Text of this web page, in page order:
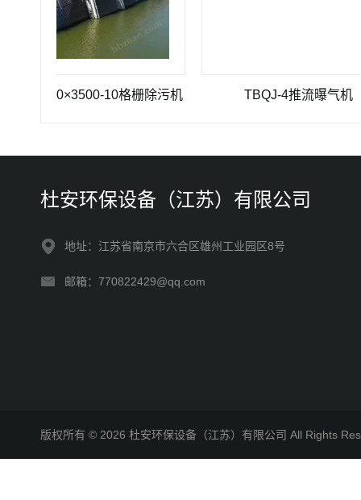
10格栅除污机 TBQJ-4推流曝气机
杜安环保设备（江苏）有限公司
地址：江苏省南京市六合区雄州工业园区8号
邮箱：770822429@qq.com
版权所有 © 2026 杜安环保设备（江苏）有限公司 All Rights